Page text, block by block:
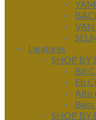
Ligatures
SHOP BY
Bb
Eb
Alto
SHOP BY